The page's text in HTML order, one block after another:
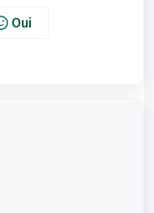
Oui